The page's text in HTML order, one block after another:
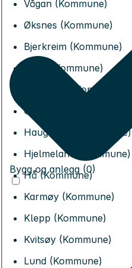
Vågan (Kommune)
Øksnes (Kommune)
Bjerkreim (Kommune)
Bokn (Kommune)
Eigersund (Kommune)
Gjesdal (Kommune)
Haugesund (Kommune)
Hjelmeland (Kommune)
Hå (Kommune)
Karmøy (Kommune)
Klepp (Kommune)
Kvitsøy (Kommune)
Lund (Kommune)
Bygg og anlegg (0)